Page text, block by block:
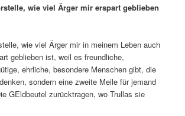
wie viel Ärger mir erspart geblieben
wie viel Ärger mir in meinem Leben auch
geblieben ist, weil es freundliche,
ehrliche, besondere Menschen gibt, die
sondern eine zweite Meile für jemand
GEldbeutel zurücktragen, wo Trullas sie